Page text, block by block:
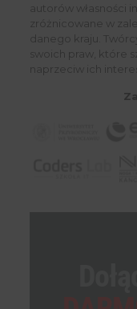
autorów własności
zróżnicowane w
danego kraju.
swoich praw, które
naprzeciw ich